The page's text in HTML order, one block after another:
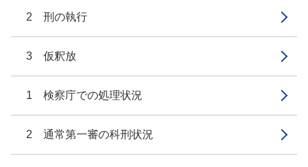
2 刑の執行
3 仮釈放
1 検察庁での処理状況
2 通常第一審の科刑状況